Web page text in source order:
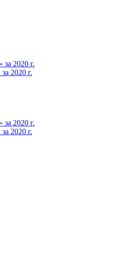
2020 г.
2020 г.
2020 г.
2020 г.